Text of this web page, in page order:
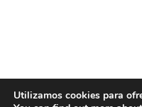
Utilizamos cookies para